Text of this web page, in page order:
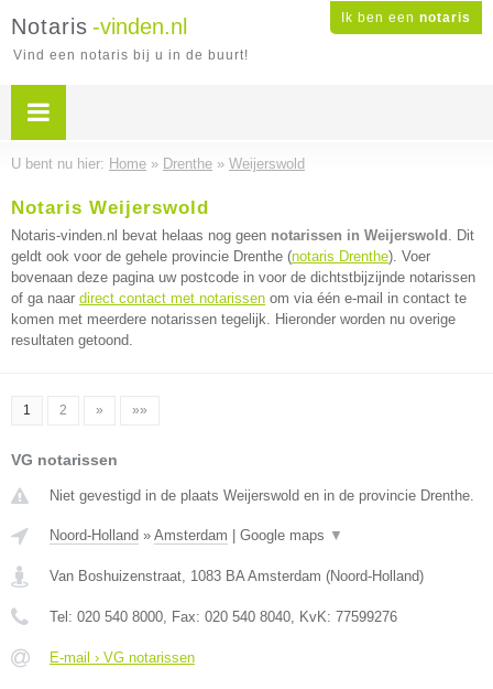
Ik ben een notaris
Notaris -vinden.nl
Vind een notaris bij u in de buurt!
U bent nu hier: Home » Drenthe » Weijerswold
Notaris Weijerswold
Notaris-vinden.nl bevat helaas nog geen notarissen in Weijerswold . Dit
geldt ook voor de gehele provincie Drenthe (notaris Drenthe). Voer
bovenaan deze pagina uw postcode in voor de dichtstbijzijnde notarissen
of ga naar direct contact met notarissen om via één e-mail in contact te
komen met meerdere notarissen tegelijk. Hieronder worden nu overige
resultaten getoond.
1 2 » »»
VG notarissen
Niet gevestigd in de plaats Weijerswold en in de provincie Drenthe.
Noord-Holland » Amsterdam Google maps ▼
Van Boshuizenstraat, 1083 BA Amsterdam (Noord-Holland)
Tel: 020 540 8000, Fax: 020 540 8040, KvK: 77599276
E-mail › VG notarissen